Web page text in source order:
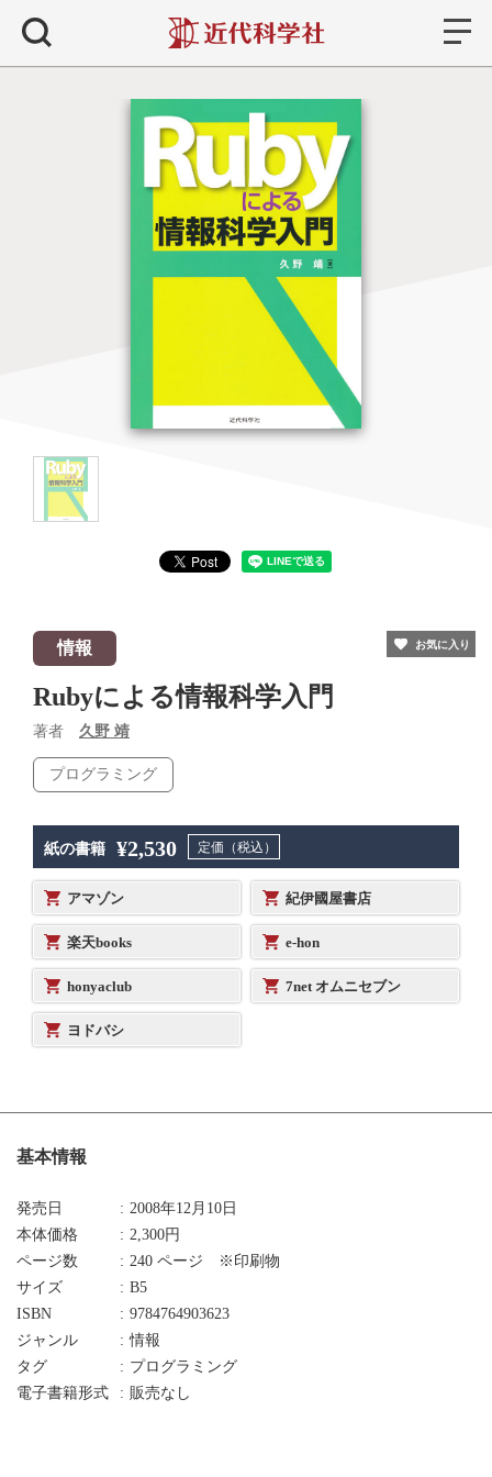
情報
Rubyによる情報科学入門
著者 久野 靖
プログラミング
紙の書籍 ¥2,530 定価（税込）
アマゾン 紀伊國屋書店
楽天books e-hon
honyaclub 7net オムニセブン
ヨドバシ
お気に入り
基本情報
発売日
2008年12月10日
本体価格
2,300円
ページ数
240 ページ ※印刷物
サイズ
B5
ISBN
9784764903623
ジャンル
情報
タグ
プログラミング
電子書籍形式
販売なし